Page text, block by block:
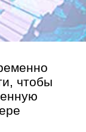
чтобы